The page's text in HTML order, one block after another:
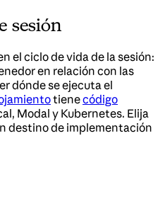
sesión
el ciclo de vida de la sesión:
en relación con las
dónde se ejecuta el
tienecódigo
Modal y Kubernetes. Elija
destino de implementación